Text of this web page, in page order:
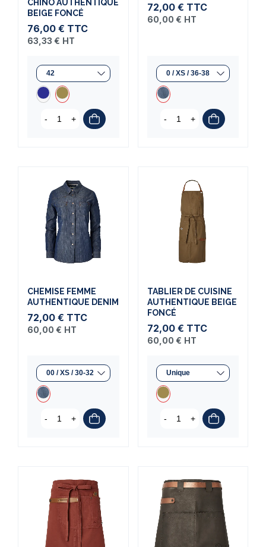
CHINO AUTHENTIQUE
BEIGE FONCÉ
76,00 € TTC
63,33 € HT
- +
72,00 € TTC
60,00 € HT
- +
CHEMISE FEMME
AUTHENTIQUE DENIM
72,00 € TTC
60,00 € HT
- +
TABLIER DE CUISINE
AUTHENTIQUE BEIGE
FONCÉ
72,00 € TTC
60,00 € HT
- +